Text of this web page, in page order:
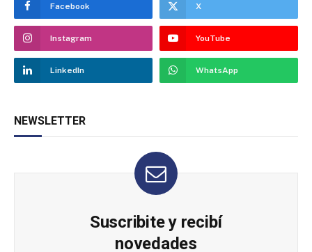
Facebook X
Instagram YouTube
LinkedIn WhatsApp
NEWSLETTER
Suscribite y recibí
novedades